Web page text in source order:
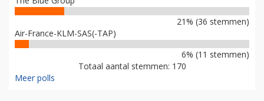
21% (36 stemmen)
Air-France-KLM-SAS(-TAP)
6% (11 stemmen)
Totaal aantal stemmen: 170
Meer polls